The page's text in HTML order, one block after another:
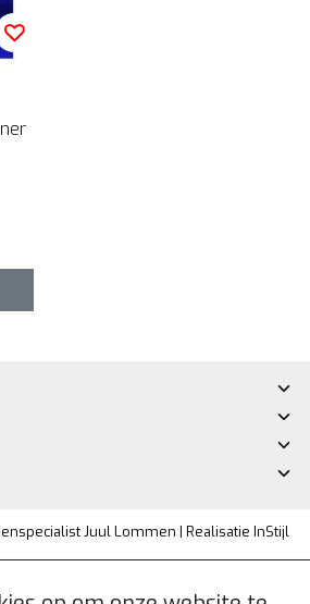
Juul Lommen | Realisatie InStijl